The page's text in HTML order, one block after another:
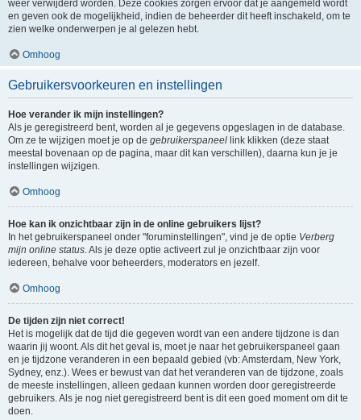
weer verwijderd worden. Deze cookies zorgen ervoor dat je aangemeld wordt
en geven ook de mogelijkheid, indien de beheerder dit heeft inschakeld, om te
zien welke onderwerpen je al gelezen hebt.
Omhoog
Gebruikersvoorkeuren en instellingen
Hoe verander ik mijn instellingen?
Als je geregistreerd bent, worden al je gegevens opgeslagen in de database.
Om ze te wijzigen moet je op de gebruikerspaneel link klikken (deze staat
meestal bovenaan op de pagina, maar dit kan verschillen), daarna kun je je
instellingen wijzigen.
Omhoog
Hoe kan ik onzichtbaar zijn in de online gebruikers lijst?
In het gebruikerspaneel onder "foruminstellingen", vind je de optie Verberg
mijn online status. Als je deze optie activeert zul je onzichtbaar zijn voor
iedereen, behalve voor beheerders, moderators en jezelf.
Omhoog
De tijden zijn niet correct!
Het is mogelijk dat de tijd die gegeven wordt van een andere tijdzone is dan
waarin jij woont. Als dit het geval is, moet je naar het gebruikerspaneel gaan
en je tijdzone veranderen in een bepaald gebied (vb: Amsterdam, New York,
Sydney, enz.). Wees er bewust van dat het veranderen van de tijdzone, zoals
de meeste instellingen, alleen gedaan kunnen worden door geregistreerde
gebruikers. Als je nog niet geregistreerd bent is dit een goed moment om dit te
doen.